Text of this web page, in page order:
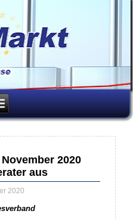
2020
aus
2020